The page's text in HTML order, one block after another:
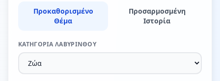
Προκαθορισμένο
Θέμα
Προσαρμοσμένη
Ιστορία
ΚΑΤΗΓΟΡΊΑ ΛΑΒΥΡΊΝΘΟΥ